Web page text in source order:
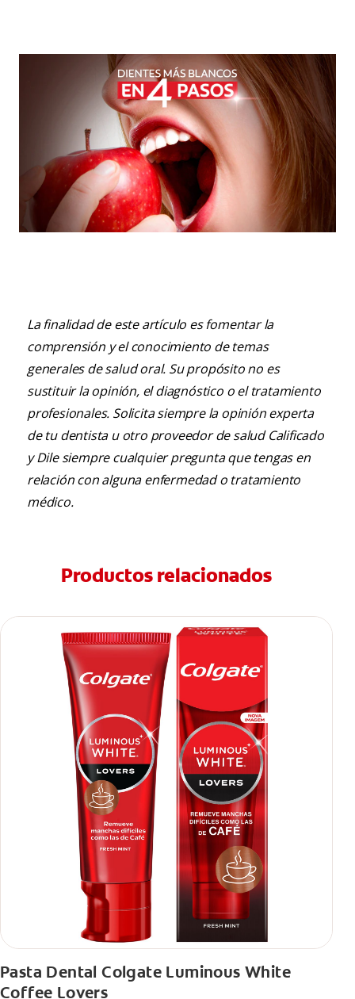
La finalidad de este artículo es fomentar la
comprensión y el conocimiento de temas
generales de salud oral. Su propósito no es
sustituir la opinión, el diagnóstico o el tratamiento
profesionales. Solicita siempre la opinión experta
de tu dentista u otro proveedor de salud Calificado
y Dile siempre cualquier pregunta que tengas en
relación con alguna enfermedad o tratamiento
médico.
Productos relacionados
Pasta Dental Colgate Luminous White
Coffee Lovers